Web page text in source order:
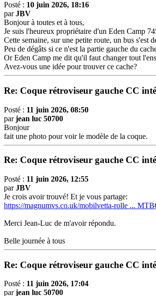
Posté : 10 juin 2026, 18:16
parJBV
Bonjour à toutes et à tous,
Je suis l'heureux propriétaire d'un Eden Camp
Cette semaine, sur une petite route, un bus s'est
Peu de dégâts si ce n'est la partie gauche du
Or Eden Camp me dit qu'il faut changer tout
Avez-vous une idée pour trouver ce cache?
Re: Coque rétroviseur gauche CC
Posté : 11 juin 2026, 08:50
parjean luc 50700
Bonjour
fait une photo pour voir le modèle de la coque.
Re: Coque rétroviseur gauche CC
Posté : 11 juin 2026, 12:55
parJBV
Je crois avoir trouvé! Et je vous partage:
https://magnumvs.co.uk/mobilvetta-rolle ...
Merci Jean-Luc de m'avoir répondu.
Belle journée à tous
Re: Coque rétroviseur gauche CC
Posté : 11 juin 2026, 17:04
parjean luc 50700